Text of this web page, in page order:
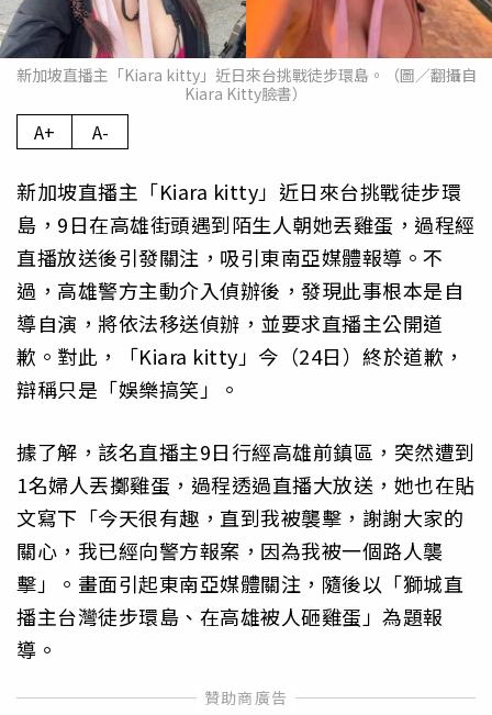
新加坡直播主「Kiara kitty」近日來台挑戰徒步環島。（圖／翻攝自
Kiara Kitty臉書）
A+ A-
新加坡直播主「Kiara kitty」近日來台挑戰徒步環
島，9日在高雄街頭遇到陌生人朝她丟雞蛋，過程經
直播放送後引發關注，吸引東南亞媒體報導。不
過，高雄警方主動介入偵辦後，發現此事根本是自
導自演，將依法移送偵辦，並要求直播主公開道
歉。對此，「Kiara kitty」今（24日）終於道歉，
辯稱只是「娛樂搞笑」。
據了解，該名直播主9日行經高雄前鎮區，突然遭到
1名婦人丟擲雞蛋，過程透過直播大放送，她也在貼
文寫下「今天很有趣，直到我被襲擊，謝謝大家的
關心，我已經向警方報案，因為我被一個路人襲
擊」。畫面引起東南亞媒體關注，隨後以「獅城直
播主台灣徒步環島、在高雄被人砸雞蛋」為題報
導。